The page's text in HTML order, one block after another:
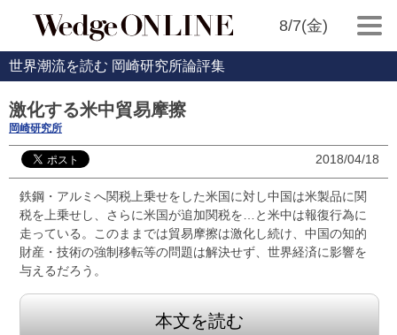
8/7(金)
世界潮流を読む 岡崎研究所論評集
激化する米中貿易摩擦
岡崎研究所
2018/04/18
鉄鋼・アルミへ関税上乗せをした米国に対し中国は米製品に関
税を上乗せし、さらに米国が追加関税を…と米中は報復行為に
走っている。このままでは貿易摩擦は激化し続け、中国の知的
財産・技術の強制移転等の問題は解決せず、世界経済に影響を
与えるだろう。
本文を読む